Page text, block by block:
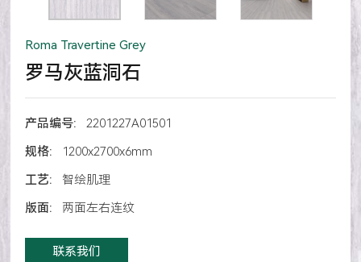
Roma Travertine Grey
罗马灰蓝洞石
产品编号:
2201227A01501
规格:
1200x2700x6mm
工艺:
智绘肌理
版面:
两面左右连纹
联系我们